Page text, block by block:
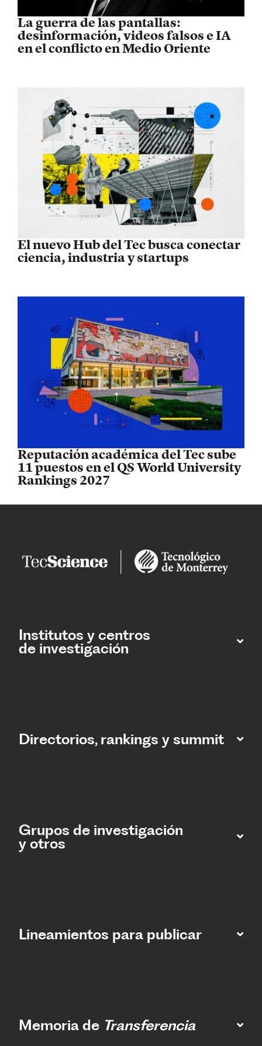
La guerra de las pantallas:
desinformación, videos falsos e IA
en el conflicto en Medio Oriente
El nuevo Hub del Tec busca conectar
ciencia, industria y startups
Reputación académica del Tec sube
11 puestos en el QS World University
Rankings 2027
Institutos y centros
de investigación
Directorios, rankings y summit
Grupos de investigación
y otros
Lineamientos para publicar
Memoria de Transferencia